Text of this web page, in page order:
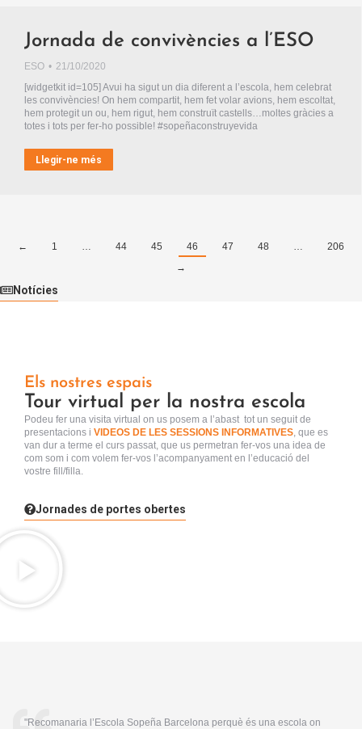
Jornada de convivències a l’ESO
ESO
21/10/2020
[widgetkit id=105] Avui ha sigut un dia diferent a l’escola, hem celebrat
les convivències! On hem compartit, hem fet volar avions, hem escoltat,
hem protegit un ou, hem rigut, hem construït castells…moltes gràcies a
totes i tots per fer-ho possible! #sopeñaconstruyevida
Llegir-ne més
← 1 44 45 46 47 48
206
→
Notícies
Els nostres espais
Tour virtual per la nostra escola
Podeu fer una visita virtual on us posem a l’abast tot un seguit de
presentacions i VIDEOS DE LES SESSIONS INFORMATIVES , que es
van dur a terme el curs passat, que us permetran fer-vos una idea de
com som i com volem fer-vos l’acompanyament en l’educació del
vostre fill/filla.
Jornades de portes obertes
"Recomanaria l’Escola Sopeña Barcelona perquè és una escola on